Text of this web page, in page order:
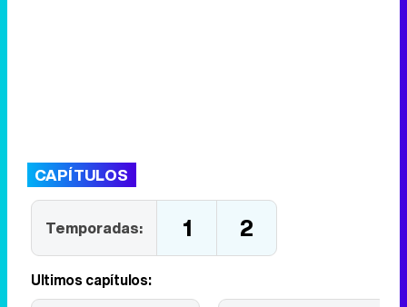
CAPÍTULOS
Temporadas: 1 2
Últimos capítulos: